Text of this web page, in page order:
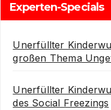
Experten-Specials
Unerfüllter
großen Thema
Unerfüllter
des Social Freezings